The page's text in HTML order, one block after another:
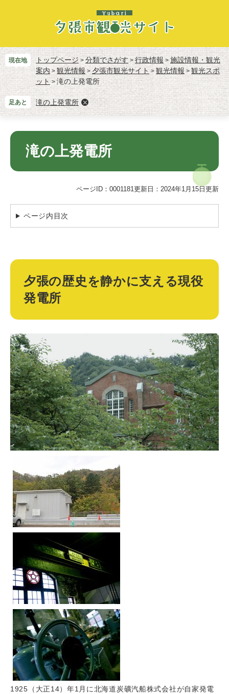
先
頭
で
す。
を
飛
ば
て
本
文
現在地 トップページ > 分類でさがす > 行政情報 > 施設情報・観光
案内 >観光情報 > 夕張市観光サイト > 観光情報> 観光スポ
ット > 滝の上発電所
足あと 滝の上発電所
本
滝の上発電所
ページID：0001181更新日：2024年1月15日更新
ページ内目次
夕張の歴史を静かに支える現役
発電所
1925（大正14）年1月に北海道炭礦汽船株式会社が自家発電